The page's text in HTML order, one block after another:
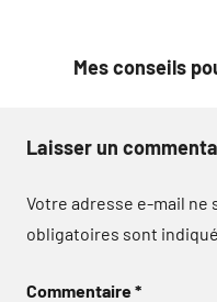
Mes conseils
Laisser un
Votre adresse e-mail ne
obligatoires sont
Commentaire*